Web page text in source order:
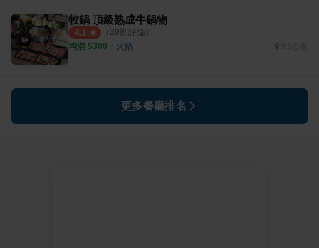
牧鍋 頂級熟成牛鍋物
4.1 （ 39則評論）
均消 $300 ・ 火鍋
更多餐廳排名